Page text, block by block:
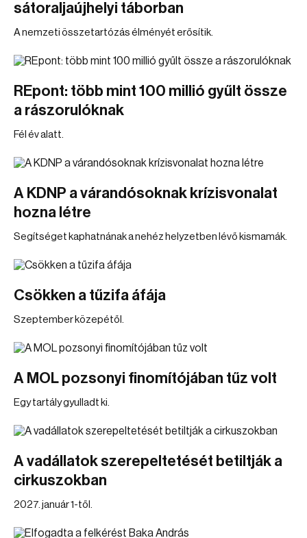
sátoraljaújhelyi táborban
A nemzeti összetartózás élményét erősítik.
REpont: több mint 100 millió gyűlt össze
a rászorulóknak
Fél év alatt.
A KDNP a várandósoknak krízisvonalat
hozna létre
Segítséget kaphatnának a nehéz helyzetben lévő kismamák.
Csökken a tűzifa áfája
Szeptember közepétől.
A MOL pozsonyi finomítójában tűz volt
Egy tartály gyulladt ki.
A vadállatok szerepeltetését betiltják a
cirkuszokban
2027. január 1-től.